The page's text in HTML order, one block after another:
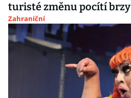
turisté změnu pocítí brzy
Zahraniční